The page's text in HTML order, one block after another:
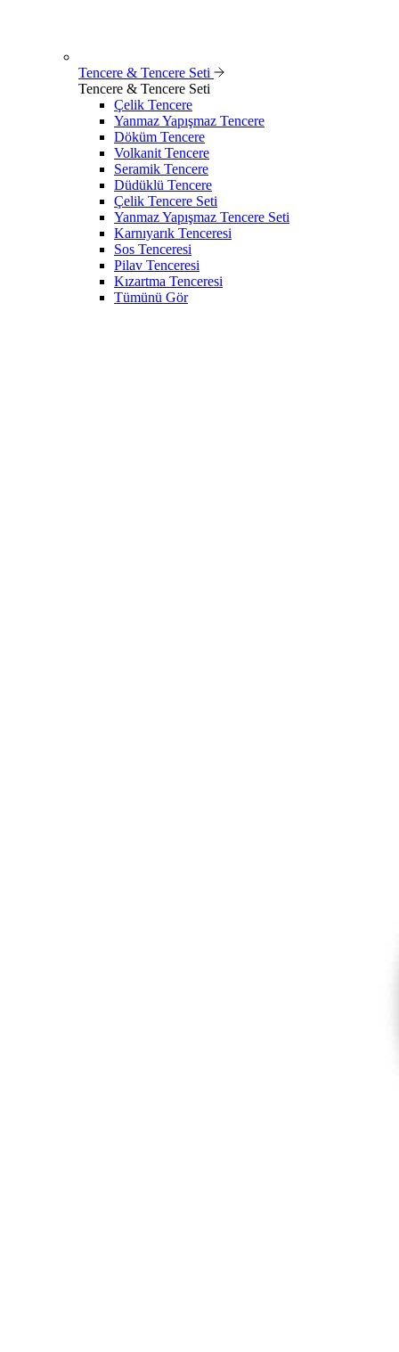
Tencere & Tencere Seti
Tencere & Tencere Seti
Çelik Tencere
Yanmaz Yapışmaz Tencere
Döküm Tencere
Volkanit Tencere
Seramik Tencere
Düdüklü Tencere
Çelik Tencere Seti
Yanmaz Yapışmaz Tencere Seti
Karnıyarık Tenceresi
Sos Tenceresi
Pilav Tenceresi
Kızartma Tenceresi
Tümünü Gör